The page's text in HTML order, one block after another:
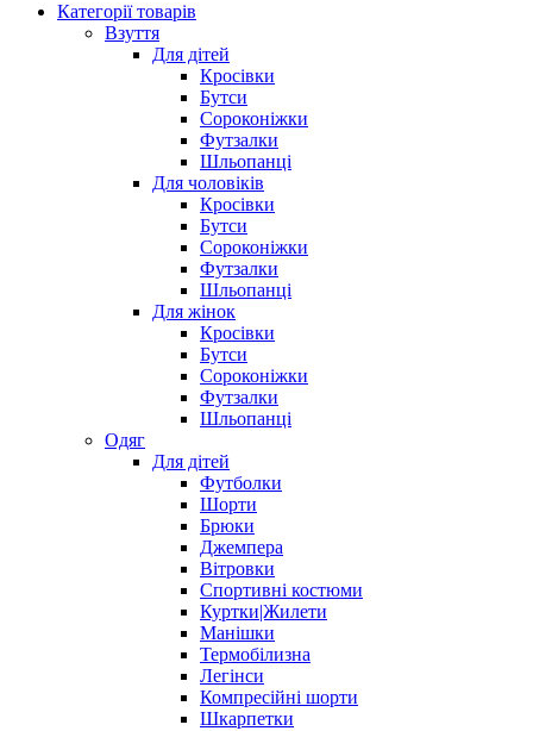
Категорії товарів
Взуття
Для дітей
Кросівки
Бутси
Сороконіжки
Футзалки
Шльопанці
Для чоловіків
Кросівки
Бутси
Сороконіжки
Футзалки
Шльопанці
Для жінок
Кросівки
Бутси
Сороконіжки
Футзалки
Шльопанці
Одяг
Для дітей
Футболки
Шорти
Брюки
Джемпера
Вітровки
Спортивні костюми
Куртки|Жилети
Манішки
Термобілизна
Легінси
Компресійні шорти
Шкарпетки